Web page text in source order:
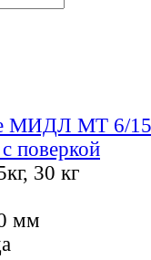
МИДЛ МТ
поверкой
30 кг
мм